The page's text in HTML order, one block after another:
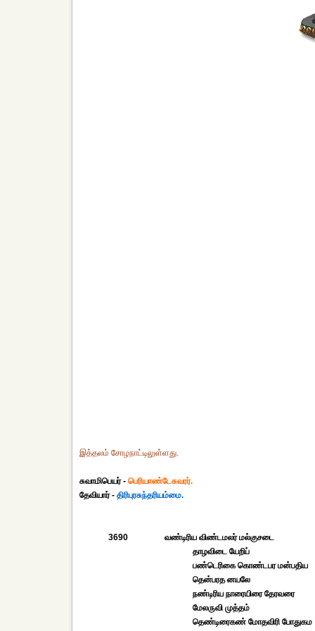
இத்தலம் சோழநாட்டிலுள்ளது.
சுவாமிபெயர் - பெரியாண்டேசுவரர்.
தேவியார் - திரிபுரசுந்தரியம்மை.
3690
வண்டிரிய விண்டமலர் மல்குசடை
தாழவிடை யேறிப்
பண்டெரிகை கொண்டபர மன்பதிய
தென்பரத னயலே
நண்டிரிய நாரையிரை தேரவரை
மேலருவி முத்தம்
தெண்டிரைகண் மோதவிரி போதுகம